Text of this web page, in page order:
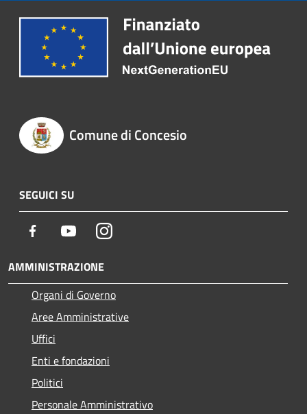
Comune di Concesio
SEGUICI SU
Facebook YoutubeInstagram
AMMINISTRAZIONE
Organi di Governo
Aree Amministrative
Uffici
Enti e fondazioni
Politici
Personale Amministrativo